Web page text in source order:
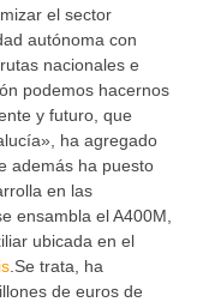
el sector
autónoma con
nacionales e
podemos hacernos
y futuro, que
ha agregado
además ha puesto
en las
ensambla el A400M,
ubicada en el
.Se trata, ha
de euros de